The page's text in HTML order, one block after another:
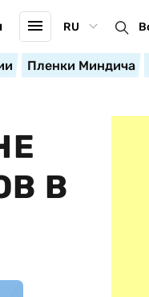
RU
Пленки Миндича
В